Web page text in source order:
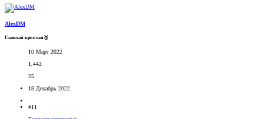
AlexDM
Главный криптан🥇
10 Март 2022
1,442
25
18 Декабрь 2022
#11